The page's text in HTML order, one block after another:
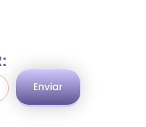
Enviar